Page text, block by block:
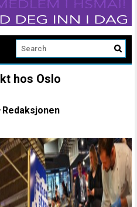
hos Oslo
Redaksjonen